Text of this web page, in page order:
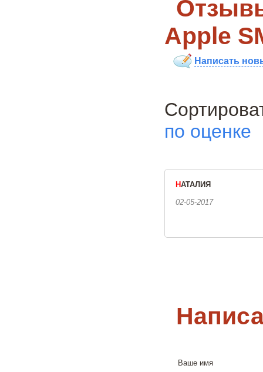
Apple
Написать
по оценке
НАТАЛИЯ
02-05-2017
Ваше имя